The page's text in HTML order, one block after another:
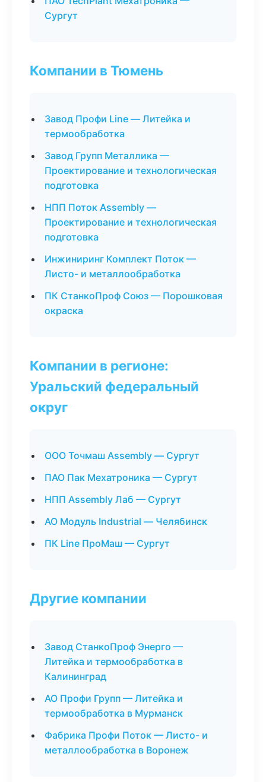
Сургут
Компании в Тюмень
Завод Профи Line — Литейка и
термообработка
Завод Групп Металлика —
Проектирование и технологическая
подготовка
НПП Поток Assembly —
Проектирование и технологическая
подготовка
Инжиниринг Комплект Поток —
Листо- и металлообработка
ПК СтанкоПроф Союз — Порошковая
окраска
Компании в регионе:
Уральский федеральный
округ
ООО Точмаш Assembly — Сургут
ПАО Пак Мехатроника — Сургут
НПП Assembly Лаб — Сургут
АО Модуль Industrial — Челябинск
ПК Line ПроМаш — Сургут
Другие компании
Завод СтанкоПроф Энерго —
Литейка и термообработка в
Калининград
АО Профи Групп — Литейка и
термообработка в Мурманск
Фабрика Профи Поток — Листо- и
металлообработка в Воронеж